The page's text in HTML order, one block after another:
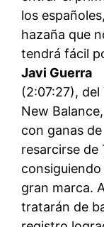
los
hazaña que
tendrá fácil
Javi Guerra
(2:07:27), del
New
con ganas de
resarcirse de
consiguiendo
gran marca.
tratarán de